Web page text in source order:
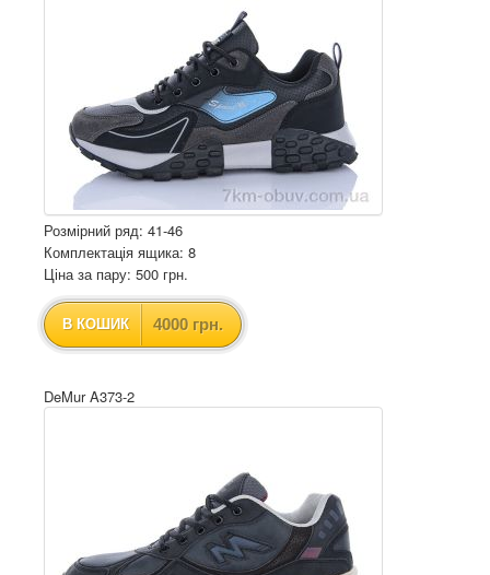
Розмірний ряд: 41-46
Комплектація ящика: 8
Ціна за пару: 500 грн.
В КОШИК 4000 грн.
DeMur A373-2